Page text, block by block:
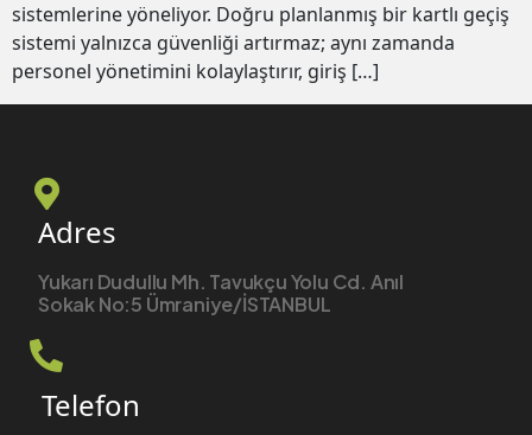
sistemlerine yöneliyor. Doğru planlanmış bir kartlı geçiş
sistemi yalnızca güvenliği artırmaz; aynı zamanda
personel yönetimini kolaylaştırır, giriş […]
Adres
Yukarı Dudullu Mh. Tavukçu Yolu Cd. Anıl
Sokak No:5 Ümraniye/İSTANBUL
Telefon